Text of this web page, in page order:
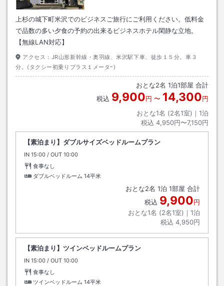
上杉の城下町米沢でのビジネスご旅行にご利用ください。低料金
で品数の多い夕食の予約の出来るビジネスホテル閑静な立地。
【無線LAN対応】
アクセス： JR山形新幹線・奥羽線、米沢駅下車、徒歩１５分。車３
分。(タクシー初乗りプラス１メータｰ)
おとな2名 1泊1部屋 合計
税込 9,900円 〜 14,300円
おとな1名 (2名1室)｜ 1泊
税込 4,950円〜7,150円
【素泊まり】ダブルサイズベッドルームプラン
IN チェックイン
15:00 / OUT チェックアウト
10:00
食事なし
ダブルベッドルーム 14平米
おとな2名 1泊 1部屋 合計
税込 9,900円
おとな1名 (2名1室)｜ 1泊
税込 4,950円
【素泊まり】ツインベッドルームプラン
IN チェックイン
15:00 / OUT チェックアウト
10:00
食事なし
ツインベッドルーム 14平米